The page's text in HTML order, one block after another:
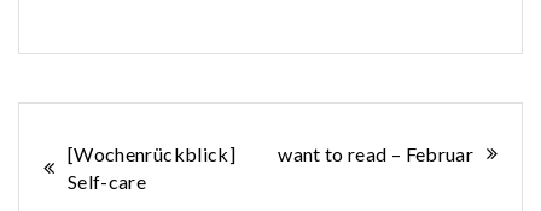
Beitragsnavigation
[Wochenrückblick]
Self-care
want to read – Februar